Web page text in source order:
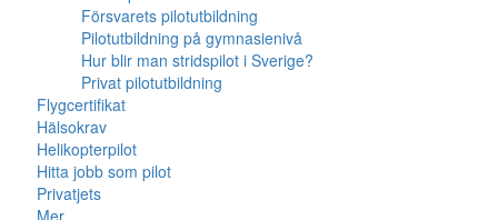
Försvarets pilotutbildning
Pilotutbildning på gymnasienivå
Hur blir man stridspilot i Sverige?
Privat pilotutbildning
Flygcertifikat
Hälsokrav
Helikopterpilot
Hitta jobb som pilot
Privatjets
Mer